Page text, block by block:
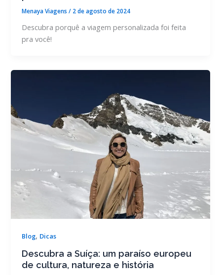
Menaya Viagens/ 2 de agosto de 2024
Descubra porquê a viagem personalizada foi feita
pra você!
Blog, Dicas
Descubra a Suíça: um paraíso europeu
de cultura, natureza e história